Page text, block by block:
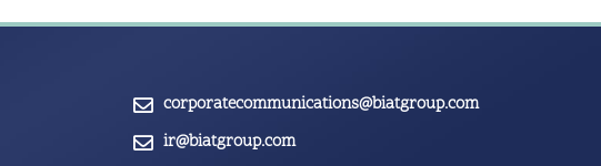
corporatecommunications@biatgroup.com
ir@biatgroup.com